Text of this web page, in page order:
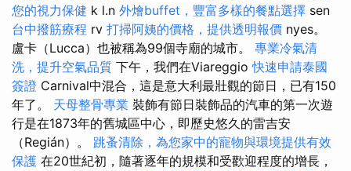
您的視力保健 k l.n 外燴buffet，豐富多樣的餐點選擇 sen
台中撥筋療程 rv 打掃阿姨的價格，提供透明報價 nyes。
盧卡（Lucca）也被稱為99個寺廟的城市。 專業冷氣清
洗，提升空氣品質 下午，我們在Viareggio快速申請泰國
簽證 Carnival中混合，這是意大利最壯觀的節日，已有150
年了。 天母整骨專業 裝飾有節日裝飾品的汽車的第一次遊
行是在1873年的舊城區中心，即歷史悠久的雷吉安
（Regián）。 跳蚤清除，為您家中的寵物與環境提供有效
保護 在20世紀初，隨著逐年的規模和受歡迎程度的增長，